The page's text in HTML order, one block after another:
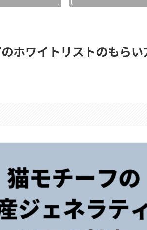
ホワイトリストのもらい